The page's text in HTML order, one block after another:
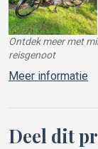
Ontdek meer met
reisgenoot
Meer informatie
Deel dit